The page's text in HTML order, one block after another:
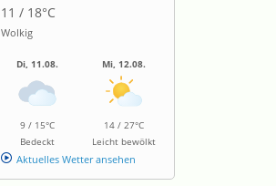
11 / 18°C
Wolkig
Di, 11.08.
9 / 15°C
Bedeckt
Mi, 12.08.
14 / 27°C
Leicht bewölkt
Aktuelles Wetter ansehen